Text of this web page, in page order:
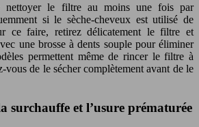
nettoyer le filtre au moins une fois par
si le sèche-cheveux est utilisé de
ce faire, retirez délicatement le filtre et
une brosse à dents souple pour éliminer
permettent même de rincer le filtre à
vous de le sécher complètement avant de le
surchauffe et l’usure prématurée